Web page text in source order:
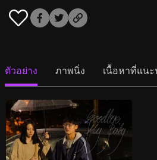
ตัวอย่าง ภาพนิ่ง เนื้อหาที่แนะ